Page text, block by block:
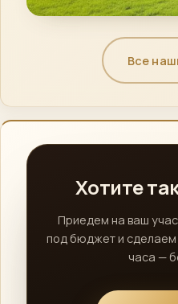
Все
Хотите
Приедем на ваш
под бюджет и
часа —